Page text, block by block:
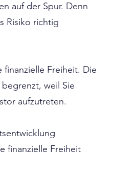
auf der Spur. Denn
Risiko richtig
Freiheit. Die
weil Sie
aufzutreten.
finanzielle Freiheit